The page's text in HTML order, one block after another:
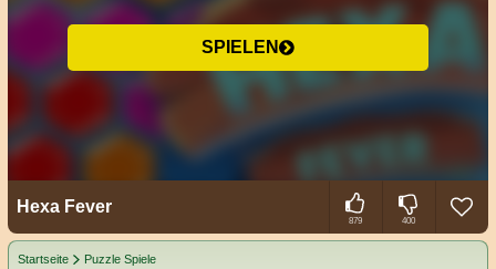
SPIELEN
Hexa Fever
879 400
Startseite Puzzle Spiele